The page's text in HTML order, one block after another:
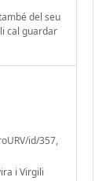
del seu
cal guardar
id/357,
i Virgili